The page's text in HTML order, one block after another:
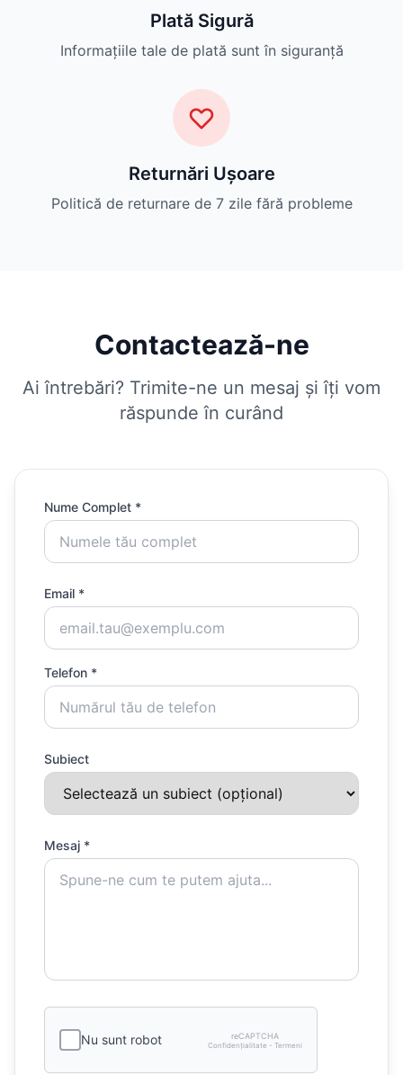
Plată Sigură
Informațiile tale de plată sunt în siguranță
Returnări Ușoare
Politică de returnare de 7 zile fără probleme
Contactează-ne
Ai întrebări? Trimite-ne un mesaj și îți vom
răspunde în curând
Nume Complet *
Email *
Telefon *
Subiect
Mesaj *
Nu sunt robot reCAPTCHA
Confidențialitate - Termeni